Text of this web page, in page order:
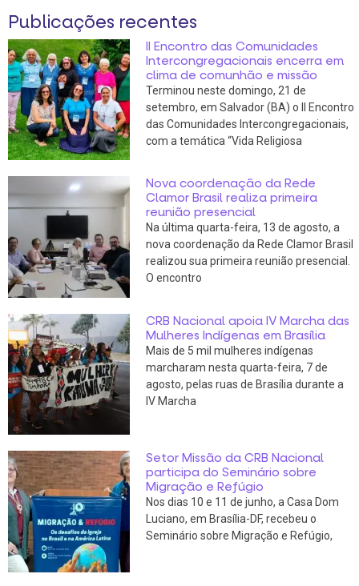
Publicações recentes
II Encontro das Comunidades
Intercongregacionais encerra em
clima de comunhão e missão
Terminou neste domingo, 21 de
setembro, em Salvador (BA) o II Encontro
das Comunidades Intercongregacionais,
com a temática “Vida Religiosa
Nova coordenação da Rede
Clamor Brasil realiza primeira
reunião presencial
Na última quarta-feira, 13 de agosto, a
nova coordenação da Rede Clamor Brasil
realizou sua primeira reunião presencial.
O encontro
CRB Nacional apoia IV Marcha das
Mulheres Indígenas em Brasília
Mais de 5 mil mulheres indígenas
marcharam nesta quarta-feira, 7 de
agosto, pelas ruas de Brasília durante a
IV Marcha
Setor Missão da CRB Nacional
participa do Seminário sobre
Migração e Refúgio
Nos dias 10 e 11 de junho, a Casa Dom
Luciano, em Brasília-DF, recebeu o
Seminário sobre Migração e Refúgio,